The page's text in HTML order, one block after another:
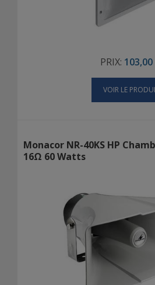
PRIX: 103,00
VOIR LE
Monacor NR-40KS HP
16Ω 60 Watts